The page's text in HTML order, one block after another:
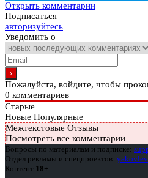
Открыть комментарии
Подписаться
авторизуйтесь
Уведомить о
Пожалуйста, войдите, чтобы
0 комментариев
Старые
Новые Популярные
Межтекстовые Отзывы
Посмотреть все комментарии
Вопросы по материалам и подписке:
Отдел рекламы и спецпроектов:
Контент 18+